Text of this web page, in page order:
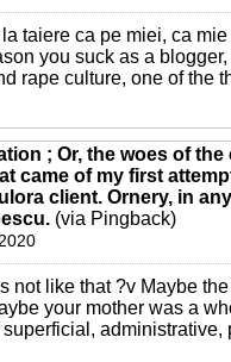
taiere ca pe miei, ca
you suck as a
rape culture, one of the
; Or, the woes of
came of my first
client. Ornery, in
(via Pingback)
not like that ?v Maybe
your mother was a
administrative,